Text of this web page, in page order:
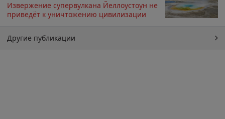
Извержение супервулкана Йеллоустоун не
приведёт к уничтожению цивилизации
Другие публикации